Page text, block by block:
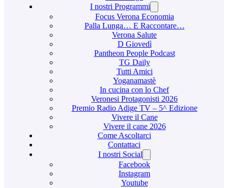
I nostri Programmi
Focus Verona Economia
Palla Lunga… E Raccontare…
Verona Salute
D Giovedì
Pantheon People Podcast
TG Daily
Tutti Amici
Yoganamastè
In cucina con lo Chef
Veronesi Protagonisti 2026
Premio Radio Adige TV – 5^ Edizione
Vivere il Cane
Vivere il cane 2026
Come Ascoltarci
Contattaci
I nostri Social
Facebook
Instagram
Youtube